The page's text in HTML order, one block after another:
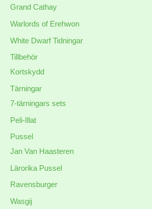
Grand Cathay
Warlords of Erehwon
White Dwarf Tidningar
Tillbehör
Kortskydd
Tärningar
7-tärningars sets
Peli-Illat
Pussel
Jan Van Haasteren
Lärorika Pussel
Ravensburger
Wasgij